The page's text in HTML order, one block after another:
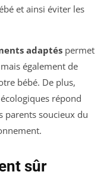
et ainsi éviter les
adaptés permet
également de
bébé. De plus,
répond
parents soucieux du
sûr